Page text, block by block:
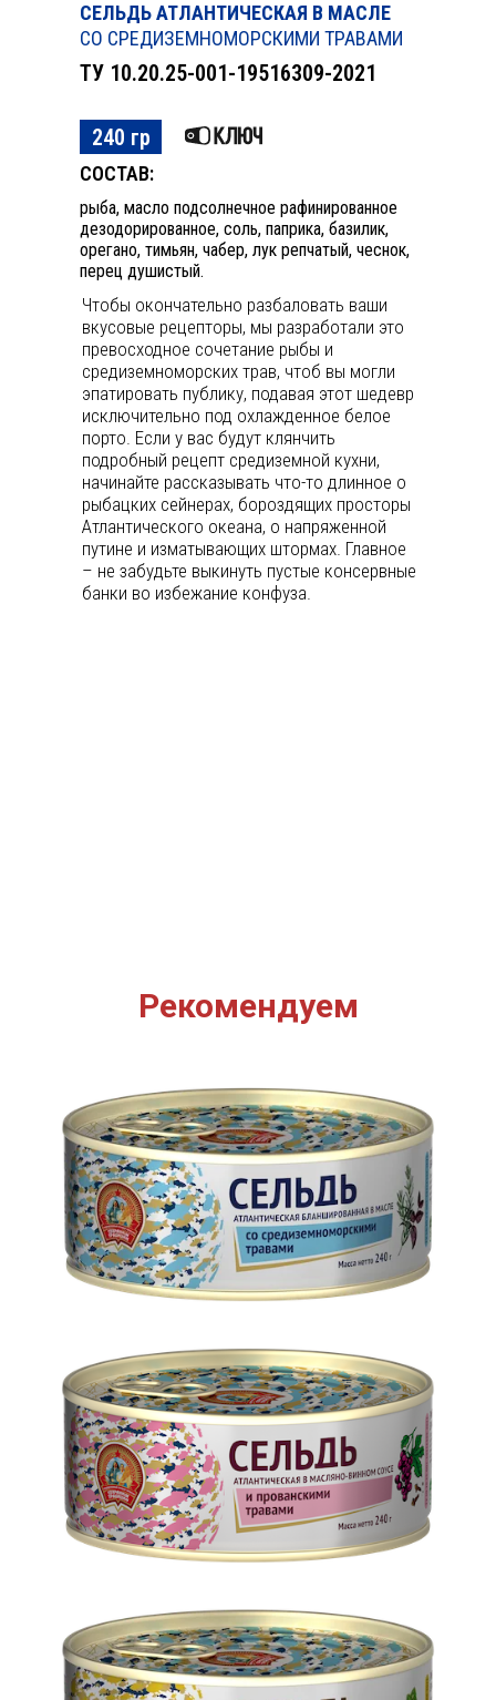
Чтобы окончательно разбаловать ваши
вкусовые рецепторы, мы разработали это
превосходное сочетание рыбы и
средиземноморских трав, чтоб вы могли
эпатировать публику, подавая этот шедевр
исключительно под охлажденное белое
порто. Если у вас будут клянчить
подробный рецепт средиземной кухни,
начинайте рассказывать что-то длинное о
рыбацких сейнерах, бороздящих просторы
Атлантического океана, о напряженной
путине и изматывающих штормах. Главное
– не забудьте выкинуть пустые консервные
банки во избежание конфуза.
СЕЛЬДЬ АТЛАНТИЧЕСКАЯ В МАСЛЕ
СО СРЕДИЗЕМНОМОРСКИМИ ТРАВАМИ
рыба, масло подсолнечное рафинированное
дезодорированное, соль, паприка, базилик,
орегано, тимьян, чабер, лук репчатый, чеснок,
перец душистый.
СОСТАВ:
ТУ 10.20.25-001-19516309-2021
240 гр
Рекомендуем